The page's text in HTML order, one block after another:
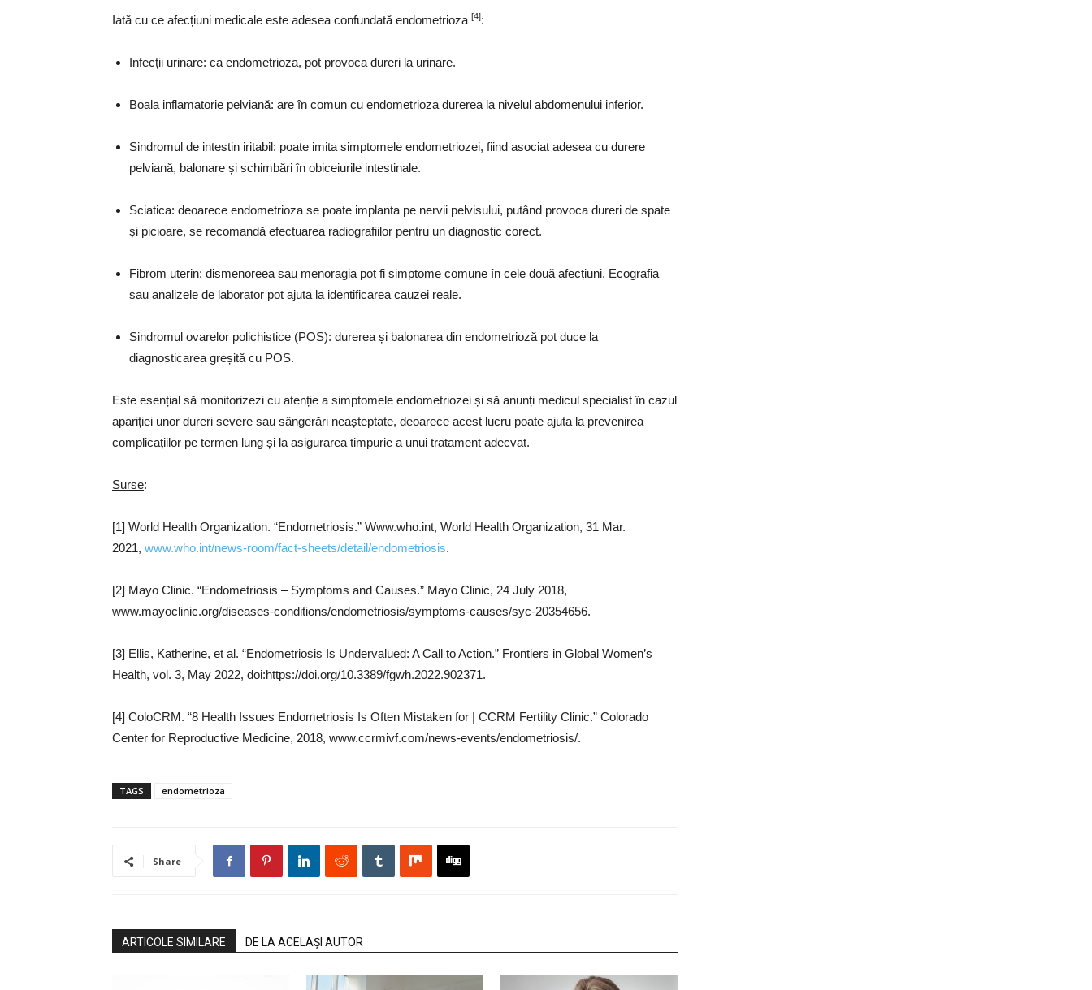
Iată cu ce afecțiuni medicale este adesea confundată endometrioza [4]:
Infecții urinare: ca endometrioza, pot provoca dureri la urinare.
Boala inflamatorie pelviană: are în comun cu endometrioza durerea la nivelul abdomenului inferior.
Sindromul de intestin iritabil: poate imita simptomele endometriozei, fiind asociat adesea cu durere
pelviană, balonare și schimbări în obiceiurile intestinale.
Sciatica: deoarece endometrioza se poate implanta pe nervii pelvisului, putând provoca dureri de spate
și picioare, se recomandă efectuarea radiografiilor pentru un diagnostic corect.
Fibrom uterin: dismenoreea sau menoragia pot fi simptome comune în cele două afecțiuni. Ecografia
sau analizele de laborator pot ajuta la identificarea cauzei reale.
Sindromul ovarelor polichistice (POS): durerea și balonarea din endometrioză pot duce la
diagnosticarea greșită cu POS.
Este esențial să monitorizezi cu atenție a simptomele endometriozei și să anunți medicul specialist în cazul
apariției unor dureri severe sau sângerări neașteptate, deoarece acest lucru poate ajuta la prevenirea
complicațiilor pe termen lung și la asigurarea timpurie a unui tratament adecvat.
Surse:
[1] World Health Organization. “Endometriosis.” Www.who.int, World Health Organization, 31 Mar.
2021, www.who.int/news-room/fact-sheets/detail/endometriosis.
[2] Mayo Clinic. “Endometriosis – Symptoms and Causes.” Mayo Clinic, 24 July 2018,
www.mayoclinic.org/diseases-conditions/endometriosis/symptoms-causes/syc-20354656.
[3] Ellis, Katherine, et al. “Endometriosis Is Undervalued: A Call to Action.” Frontiers in Global Women’s
Health, vol. 3, May 2022, doi:https://doi.org/10.3389/fgwh.2022.902371.
[4] ColoCRM. “8 Health Issues Endometriosis Is Often Mistaken for | CCRM Fertility Clinic.” Colorado
Center for Reproductive Medicine, 2018, www.ccrmivf.com/news-events/endometriosis/.
TAGS endometrioza
Share
ARTICOLE SIMILARE DE LA ACELAȘI AUTOR